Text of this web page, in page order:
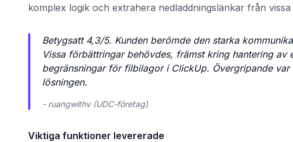
komplex logik och extrahera nedladdningslänkar från
Betygsatt 4,3/5. Kunden berömde den starka
Vissa förbättringar behövdes, främst kring hantering
begränsningar för filbilagor i ClickUp. Övergripande
lösningen.
- ruangwithv (UDC-företag)
Viktiga funktioner levererade